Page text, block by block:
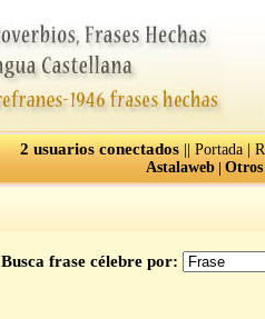
2 usuarios conectados||Portada|
Astalaweb|
Busca frase célebre por: